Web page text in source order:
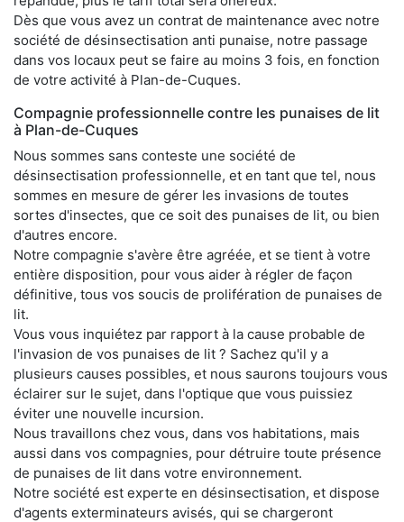
Dès que vous avez un contrat de maintenance avec notre
société de désinsectisation anti punaise, notre passage
dans vos locaux peut se faire au moins 3 fois, en fonction
de votre activité à Plan-de-Cuques.
Compagnie professionnelle contre les punaises de lit
à Plan-de-Cuques
Nous sommes sans conteste une société de
désinsectisation professionnelle, et en tant que tel, nous
sommes en mesure de gérer les invasions de toutes
sortes d'insectes, que ce soit des punaises de lit, ou bien
d'autres encore.
Notre compagnie s'avère être agréée, et se tient à votre
entière disposition, pour vous aider à régler de façon
définitive, tous vos soucis de prolifération de punaises de
lit.
Vous vous inquiétez par rapport à la cause probable de
l'invasion de vos punaises de lit ? Sachez qu'il y a
plusieurs causes possibles, et nous saurons toujours vous
éclairer sur le sujet, dans l'optique que vous puissiez
éviter une nouvelle incursion.
Nous travaillons chez vous, dans vos habitations, mais
aussi dans vos compagnies, pour détruire toute présence
de punaises de lit dans votre environnement.
Notre société est experte en désinsectisation, et dispose
d'agents exterminateurs avisés, qui se chargeront